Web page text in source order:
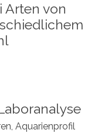
Arten von
Aquarienprofil